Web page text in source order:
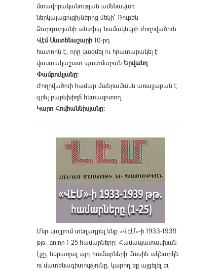
մտավորականության ամենավառ
ներկայացուցիչներից մեկի՝ Ռուբեն
Զարդարյանի անտիպ նամակների ժողովածուն
Վէմ Մատենաշարի 10-րդ
հատորն է, որը կազմել ու հրատարակել է
վաստակաշատ պատմաբան Երվանդ
Փամբուկյանը։
Ժողովածուի համար մանրամասն առաջաբան է
գրել բարեխիղճ հետազոտող
Կարո Հովհաննիսյանը։
Մեր կայքում տեղադրել ենք «ՎԷՄ»-ի 1933-1939
թթ. բոլոր 1-25 համարները։ Համապատասխան
էջը, ներառյալ այդ համարների մասին ակնարկն
ու մատենագիտությունը, կարող եք այցելել եւ